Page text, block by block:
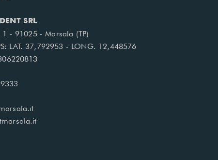
SRL
- 91025 - Marsala (TP)
LAT. 37,792953 - LONG. 12,448576